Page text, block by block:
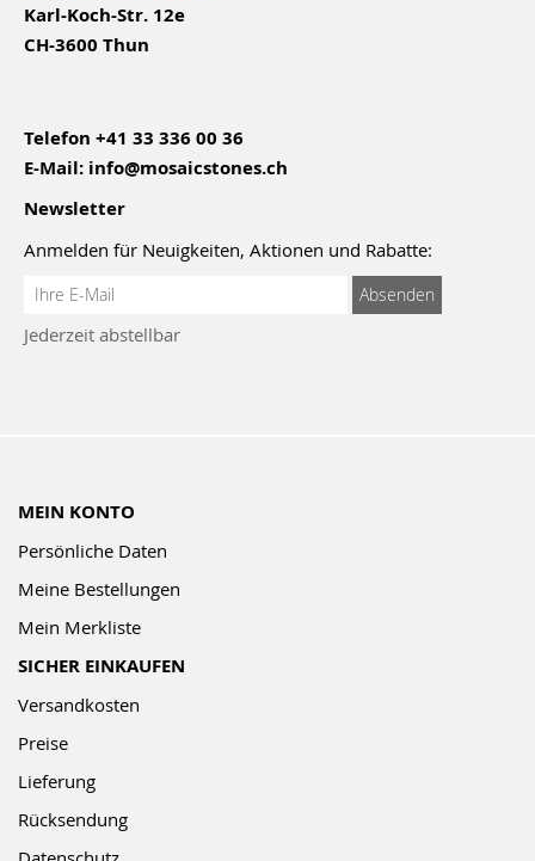
Karl-Koch-Str. 12e
CH-3600 Thun
Telefon +41 33 336 00 36
E-Mail: info@mosaicstones.ch
Newsletter
Anmelden für Neuigkeiten, Aktionen und Rabatte:
Anmeldung
Newsletter:
Absenden
Jederzeit abstellbar
MEIN KONTO
Persönliche Daten
Meine Bestellungen
Mein Merkliste
SICHER EINKAUFEN
Versandkosten
Preise
Lieferung
Rücksendung